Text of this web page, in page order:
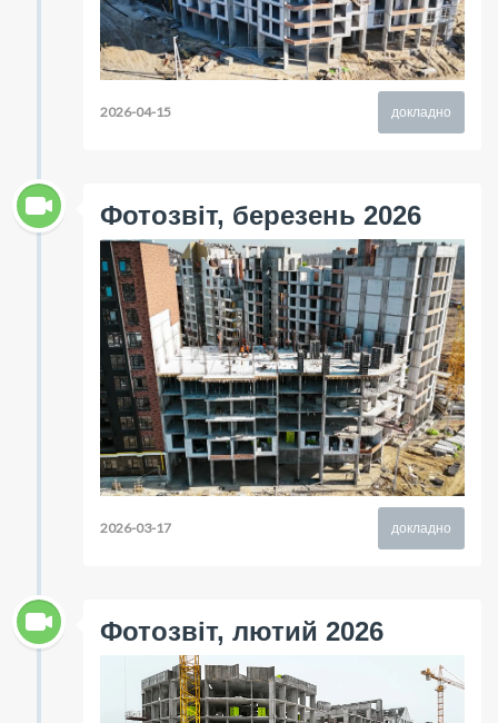
докладно
2026-04-15
Фотозвіт, березень 2026
докладно
2026-03-17
Фотозвіт, лютий 2026